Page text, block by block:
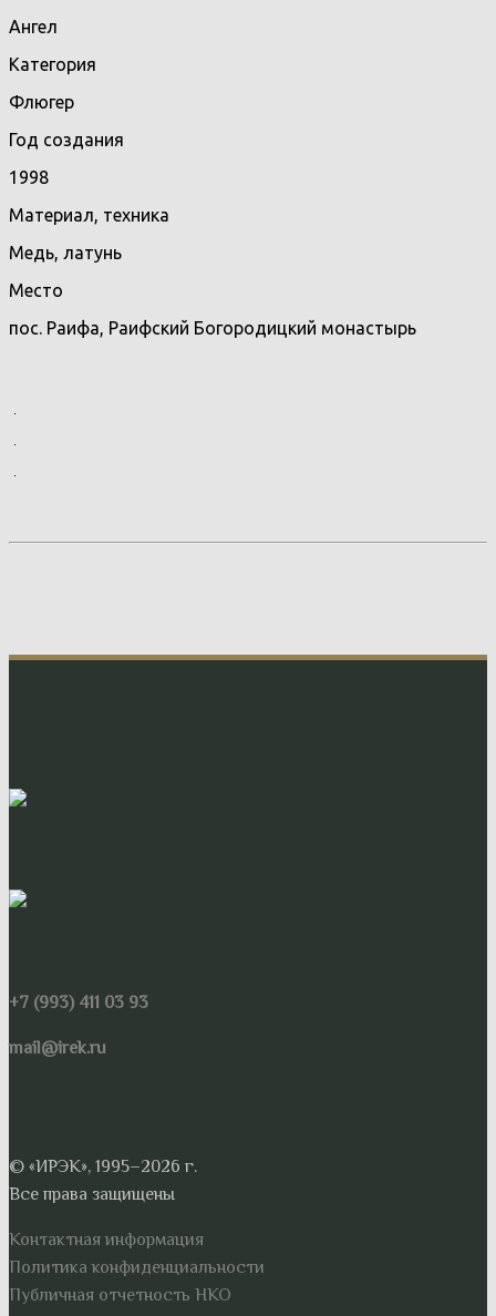
Ангел
Категория
Флюгер
Год создания
1998
Материал, техника
Медь, латунь
Место
пос. Раифа, Раифский Богородицкий монастырь
+7 (993) 411 03 93
mail@irek.ru
© «ИРЭК», 1995–2026 г.
Все права защищены
Контактная информация
Политика конфиденциальности
Публичная отчетность НКО